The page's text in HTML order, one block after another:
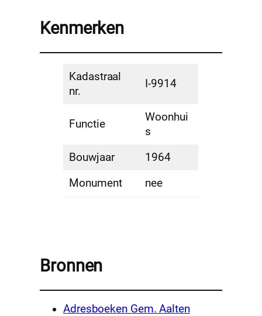
Kenmerken
Kadastraal
nr.
I-9914
Functie
Woonhui
s
Bouwjaar
1964
Monument
nee
Bronnen
Adresboeken Gem. Aalten